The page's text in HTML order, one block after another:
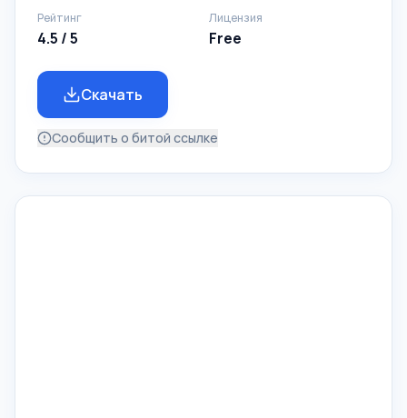
Рейтинг
4.5 / 5
Лицензия
Free
Скачать
Сообщить о битой ссылке